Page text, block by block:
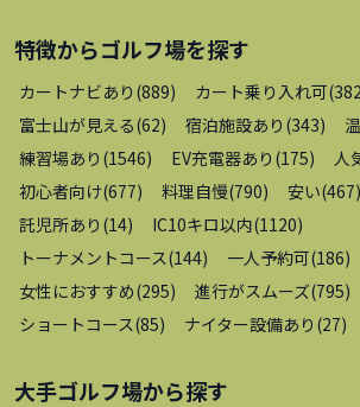
特徴からゴルフ場を探す
カートナビあり (889) カート乗り入れ可(382
富士山が見える(62) 宿泊施設あり (343)
練習場あり (1546) EV充電器あり (175) 人
初心者向け(677) 料理自慢(790) 安い(467)
託児所あり (14) IC10キロ以内(1120)
トーナメントコース(144) 一人予約可(186)
女性におすすめ(295) 進行がスムーズ(795)
ショートコース(85) ナイター設備あり (27)
大手ゴルフ場から探す